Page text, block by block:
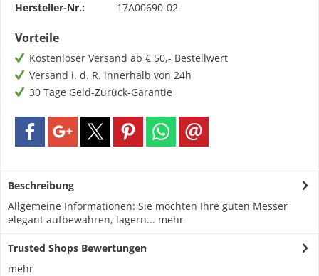
Hersteller-Nr.:
17A00690-02
Vorteile
Kostenloser Versand ab € 50,- Bestellwert
Versand i. d. R. innerhalb von 24h
30 Tage Geld-Zurück-Garantie
Beschreibung
Allgemeine Informationen: Sie möchten Ihre guten Messer
elegant aufbewahren, lagern... mehr
Trusted Shops Bewertungen
mehr